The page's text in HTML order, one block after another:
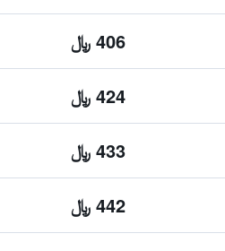
406 ﷼
424 ﷼
433 ﷼
442 ﷼